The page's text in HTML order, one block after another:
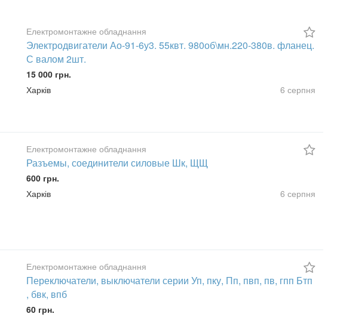
Електромонтажне обладнання
Электродвигатели Ао-91-6у3. 55квт. 980об\мн.220-380в. фланец.
С валом 2шт.
15 000 грн.
Харків
6 серпня
Електромонтажне обладнання
Разъемы, соединители силовые Шк, ЩЩ
600 грн.
Харків
6 серпня
Електромонтажне обладнання
Переключатели, выключатели серии Уп, пку, Пп, пвп, пв, гпп Бтп
, бвк, впб
60 грн.